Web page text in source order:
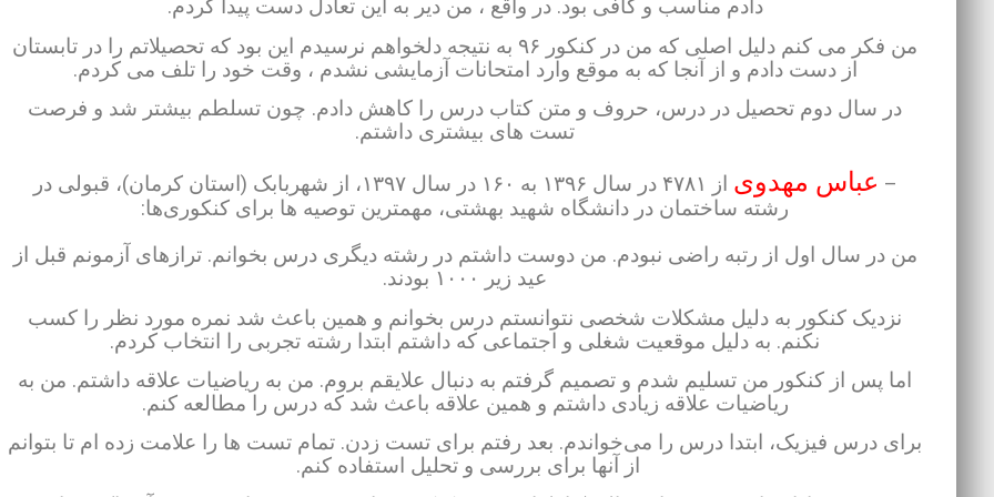
دادم مناسب و کافی بود. در واقع ، من دیر به این تعادل دست پیدا کردم.
من فکر می کنم دلیل اصلی که من در کنکور ۹۶ به نتیجه دلخواهم نرسیدم این بود که تحصیلاتم را در تابستان
از دست دادم و از آنجا که به موقع وارد امتحانات آزمایشی نشدم ، وقت خود را تلف می کردم.
در سال دوم تحصیل در درس‌، حروف و متن کتاب درس را کاهش دادم. چون تسلطم بیشتر شد و فرصت
تست های بیشتری داشتم.
– عباس مهدوی
از ۴۷۸۱ در سال ۱۳۹۶ به ۱۶۰ در سال ۱۳۹۷، از شهربابک (استان کرمان)، قبولی در
رشته ساختمان در دانشگاه شهید بهشتی، مهمترین توصیه ها برای کنکوری‌ها:
من در سال اول از رتبه راضی نبودم. من دوست داشتم در رشته دیگری درس بخوانم. ترازهای آزمونم قبل از
عید زیر ۱۰۰۰ بودند.
نزدیک کنکور به دلیل مشکلات شخصی نتوانستم درس بخوانم و همین باعث شد نمره مورد نظر را کسب
نکنم. به دلیل موقعیت شغلی و اجتماعی که داشتم ابتدا رشته تجربی را انتخاب کردم.
اما پس از کنکور من تسلیم شدم و تصمیم گرفتم به دنبال علایقم بروم. من به ریاضیات علاقه داشتم. من به
ریاضیات علاقه زیادی داشتم و همین علاقه باعث شد که درس را مطالعه کنم.
برای درس فیزیک، ابتدا درس‌ را می‌خواندم. بعد رفتم برای تست زدن. تمام تست ها را علامت زده ام تا بتوانم
از آنها برای بررسی و تحلیل استفاده کنم.